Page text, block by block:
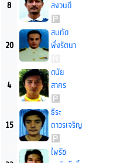
8
สงวนดี
20
สมทัด
พึ่งรัตนา
4
ดนัย
สาคร
15
ธีระ
ถาวรเจริญ
ไพรัช